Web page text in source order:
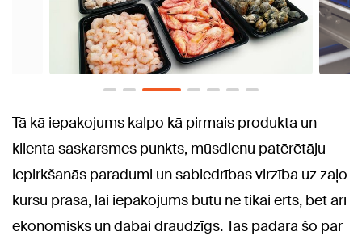
Tā kā iepakojums kalpo kā pirmais produkta un
klienta saskarsmes punkts, mūsdienu patērētāju
iepirkšanās paradumi un sabiedrības virzība uz zaļo
kursu prasa, lai iepakojums būtu ne tikai ērts, bet arī
ekonomisks un dabai draudzīgs. Tas padara šo par